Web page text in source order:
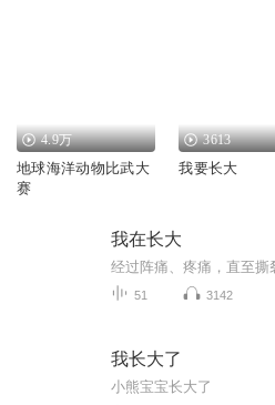
4.9万
地球海洋动物比武大
赛
3613
我要长大
我在长大
51 3142
我长大了
小熊宝宝长大了